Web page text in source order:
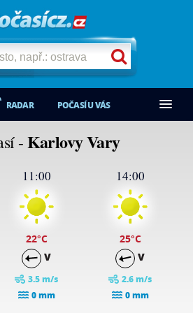
RADAR POČASÍ U VÁS
-Karlovy Vary
11:00
22°C
V
3.5 m/s
0 mm
14:00
25°C
V
2.6 m/s
0 mm